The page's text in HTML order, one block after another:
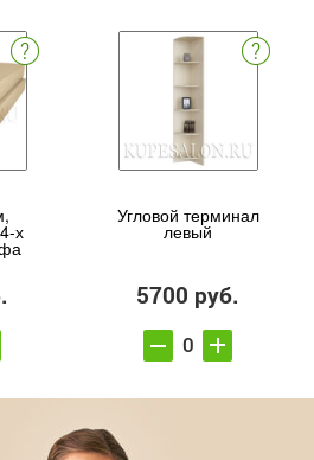
х
Угловой терминал
левый
5700 руб.